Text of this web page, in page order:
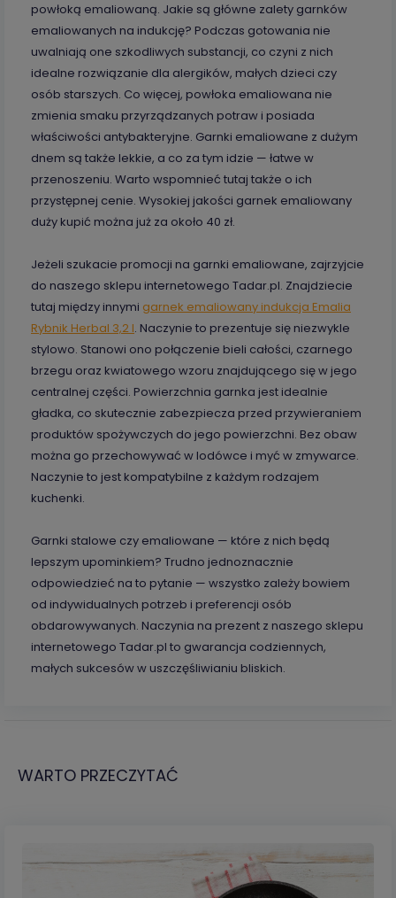
powłoką emaliowaną. Jakie są główne zalety garnków
emaliowanych na indukcję? Podczas gotowania nie
uwalniają one szkodliwych substancji, co czyni z nich
idealne rozwiązanie dla alergików, małych dzieci czy
osób starszych. Co więcej, powłoka emaliowana nie
zmienia smaku przyrządzanych potraw i posiada
właściwości antybakteryjne. Garnki emaliowane z dużym
dnem są także lekkie, a co za tym idzie — łatwe w
przenoszeniu. Warto wspomnieć tutaj także o ich
przystępnej cenie. Wysokiej jakości garnek emaliowany
duży kupić można już za około 40 zł.
Jeżeli szukacie promocji na garnki emaliowane, zajrzyjcie
do naszego sklepu internetowego Tadar.pl. Znajdziecie
tutaj między innymi garnek emaliowany indukcja Emalia
Rybnik Herbal 3,2 l. Naczynie to prezentuje się niezwykle
stylowo. Stanowi ono połączenie bieli całości, czarnego
brzegu oraz kwiatowego wzoru znajdującego się w jego
centralnej części. Powierzchnia garnka jest idealnie
gładka, co skutecznie zabezpiecza przed przywieraniem
produktów spożywczych do jego powierzchni. Bez obaw
można go przechowywać w lodówce i myć w zmywarce.
Naczynie to jest kompatybilne z każdym rodzajem
kuchenki.
Garnki stalowe czy emaliowane — które z nich będą
lepszym upominkiem? Trudno jednoznacznie
odpowiedzieć na to pytanie — wszystko zależy bowiem
od indywidualnych potrzeb i preferencji osób
obdarowywanych. Naczynia na prezent z naszego sklepu
internetowego Tadar.pl to gwarancja codziennych,
małych sukcesów w uszczęśliwianiu bliskich.
WARTO PRZECZYTAĆ